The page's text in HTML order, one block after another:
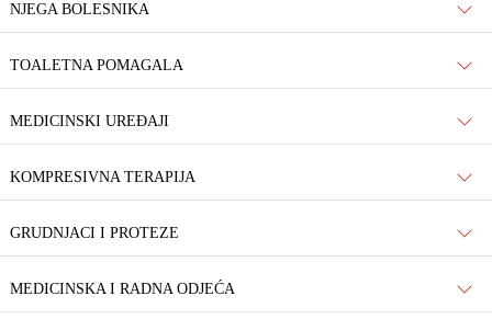
NJEGA BOLESNIKA
TOALETNA POMAGALA
MEDICINSKI UREĐAJI
KOMPRESIVNA TERAPIJA
GRUDNJACI I PROTEZE
MEDICINSKA I RADNA ODJEĆA